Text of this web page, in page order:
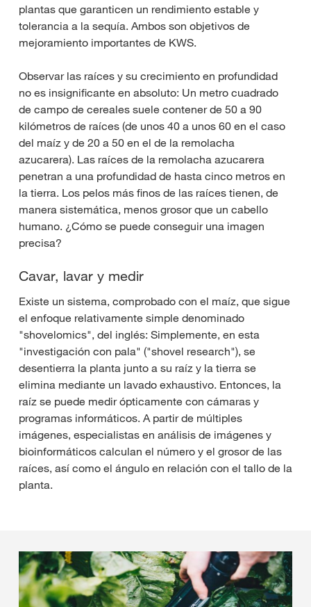
plantas que garanticen un rendimiento estable y
tolerancia a la sequía. Ambos son objetivos de
mejoramiento importantes de KWS.
Observar las raíces y su crecimiento en profundidad
no es insignificante en absoluto: Un metro cuadrado
de campo de cereales suele contener de 50 a 90
kilómetros de raíces (de unos 40 a unos 60 en el caso
del maíz y de 20 a 50 en el de la remolacha
azucarera). Las raíces de la remolacha azucarera
penetran a una profundidad de hasta cinco metros en
la tierra. Los pelos más finos de las raíces tienen, de
manera sistemática, menos grosor que un cabello
humano. ¿Cómo se puede conseguir una imagen
precisa?
Cavar, lavar y medir
Existe un sistema, comprobado con el maíz, que sigue
el enfoque relativamente simple denominado
"shovelomics", del inglés: Simplemente, en esta
"investigación con pala" ("shovel research"), se
desentierra la planta junto a su raíz y la tierra se
elimina mediante un lavado exhaustivo. Entonces, la
raíz se puede medir ópticamente con cámaras y
programas informáticos. A partir de múltiples
imágenes, especialistas en análisis de imágenes y
bioinformáticos calculan el número y el grosor de las
raíces, así como el ángulo en relación con el tallo de la
planta.